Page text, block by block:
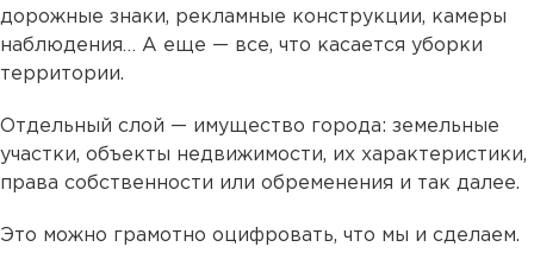
дорожные знаки, рекламные конструкции, камеры
наблюдения… А еще — все, что касается уборки
территории.
Отдельный слой — имущество города: земельные
участки, объекты недвижимости, их характеристики,
права собственности или обременения и так далее.
Это можно грамотно оцифровать, что мы и сделаем.